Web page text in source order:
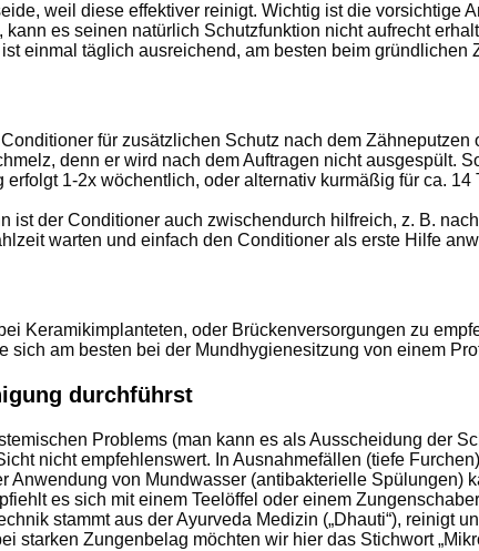
weil diese effektiver reinigt. Wichtig ist die
es seinen natürlich Schutzfunktion nicht aufrecht
einmal täglich ausreichend, am besten beim gründlichen
für zusätzlichen Schutz nach dem
denn er wird nach dem Auftragen nicht ausgespült.
1-2x wöchentlich, oder alternativ kurmäßig für ca.
ist der Conditioner auch zwischendurch hilfreich, z. B.
warten und einfach den Conditioner als erste Hilfe
Keramikimplanteten, oder Brückenversorgungen zu
sich am besten bei der Mundhygienesitzung von einem
durchführst
Problems (man kann es als Ausscheidung der
nicht empfehlenswert. In Ausnahmefällen (tiefe
Anwendung von Mundwasser (antibakterielle Spülungen)
es sich mit einem Teelöffel oder einem
stammt aus der Ayurveda Medizin („Dhauti“), reinigt
starken Zungenbelag möchten wir hier das Stichwort